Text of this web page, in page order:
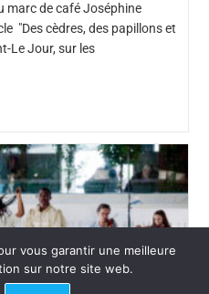
marc de café Joséphine
"Des cèdres, des papillons et
Le Jour, sur les
vous garantir une meilleure
sur notre site web.